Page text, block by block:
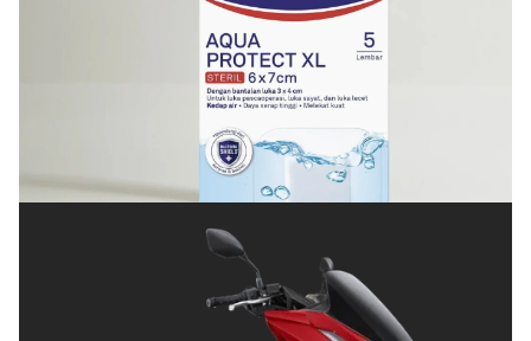
Cara Menjaga Luka agar Cepat Kering dan Tetap